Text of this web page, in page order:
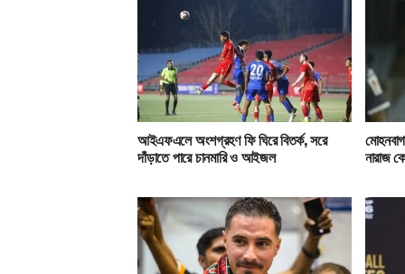
আইএফএলে অংশগ্রহণ ফি ঘিরে বিতর্ক, সরে
দাঁড়াতে পারে চানমারি ও আইজল নারাজ